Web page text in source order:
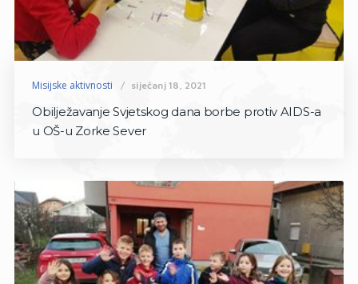
Misijske aktivnosti siječanj 18, 2021
Obilježavanje Svjetskog dana borbe protiv AIDS-a
u OŠ-u Zorke Sever